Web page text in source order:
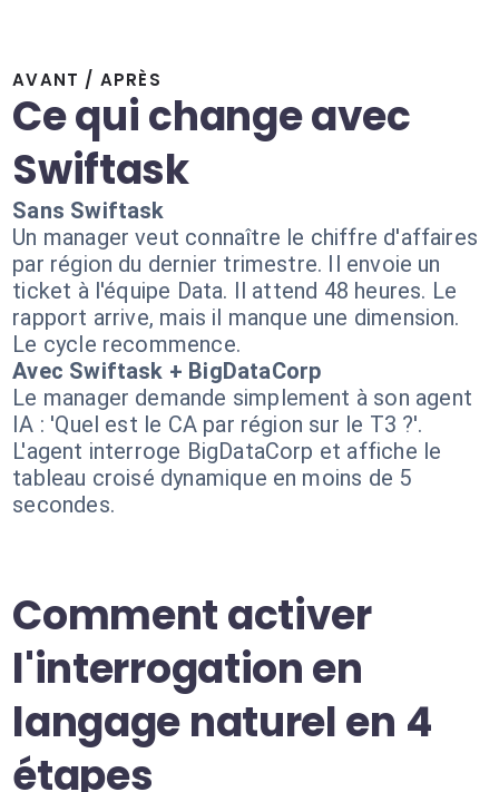
AVANT / APRÈS
Ce qui change avec
Swiftask
Sans Swiftask
Un manager veut connaître le chiffre d'affaires
par région du dernier trimestre. Il envoie un
ticket à l'équipe Data. Il attend 48 heures. Le
rapport arrive, mais il manque une dimension.
Le cycle recommence.
Avec Swiftask + BigDataCorp
Le manager demande simplement à son agent
IA : 'Quel est le CA par région sur le T3 ?'.
L'agent interroge BigDataCorp et affiche le
tableau croisé dynamique en moins de 5
secondes.
Comment activer
l'interrogation en
langage naturel en 4
étapes